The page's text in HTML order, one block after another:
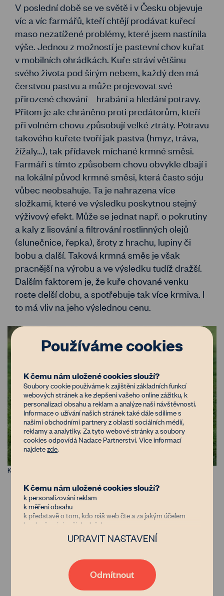
V poslední době se ve světě i v Česku objevuje
víc a víc farmářů, kteří chtějí prodávat kuřecí
maso nezatížené problémy, které jsem nastínila
výše. Jednou z možností je pastevní chov kuřat
v mobilních ohrádkách. Kuře stráví většinu
svého života pod širým nebem, každý den má
čerstvou pastvu a může projevovat své
přirozené chování – hrabání a hledání potravy.
Přitom je ale chráněno proti predátorům, kteří
při volném chovu způsobují velké ztráty. Potravu
takového kuřete tvoří jak pastva (hmyz, tráva,
žížaly…), tak přídavek míchané krmné směsi.
Farmáři s tímto způsobem chovu obvykle dbají i
na lokální původ krmné směsi, která často sóju
vůbec neobsahuje. Ta je nahrazena více
složkami, které ve výsledku poskytnou stejný
výživový efekt. Může se jednat např. o pokrutiny
a kaly z lisování a filtrování rostlinných olejů
(slunečnice, řepka), šroty z hrachu, lupiny či
bobu a další. Taková krmná směs je však
pracnější na výrobu a ve výsledku tudíž dražší.
Dalším faktorem je, že kuře chované venku
roste delší dobu, a spotřebuje tak více krmiva. I
to má vliv na jeho výslednou cenu.
Kuřata v mobilních ohrádkách, foto: www.dasinokure.cz
Zajímavý je také fakt, že kuřata z
vysokoprodukčních hybridních linií nejsou
„stavěna“ na život delší než 5-6 týdnů. Při
dosažení určitého věku se již těžce pohybují,
maji velmi řídké opeření a jejich oběhový
systém začíná selhávat. Proto chovatelé s delší
dobou výkrmu preferují čistokrevná plemena či
jejich křížence. Taková drůbež má odolnost a
Používáme cookies
K čemu nám uložené cookies slouží?
Soubory cookie používáme k zajištění základních funkcí
webových stránek a ke zlepšení vašeho online zážitku, k
personalizaci obsahu a reklam a analýze naší návštěvnosti.
Informace o užívání našich stránek také dále sdílíme s
našimi obchodními partnery z oblasti sociálních médií,
reklamy a analytiky. Za tyto webové stránky a soubory
cookies odpovídá Nadace Partnerství. Více informací
najdetezde.
K čemu nám uložené cookies slouží?
k personalizování reklam
k měření obsahu
k představě o tom, kdo náš web čte a za jakým účelem
k vylepšování našich služeb
Důvěřujete nám?
stejně jako nám o zastavení znehodnocování půdy v Česku.
Díky tomu, že nám dáte možnost uchovávat data o vaší
aktivitě na našem webu, bude naše poradenství, databáze
vlastníků i zemědělců nebo například generátor
UPRAVIT NASTAVENÍ
Odmítnout